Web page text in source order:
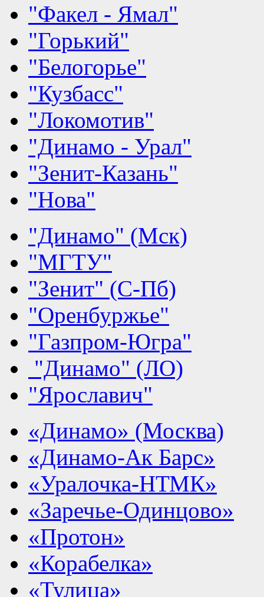
"Факел - Ямал"
"Горький"
"Белогорье"
"Кузбасс"
"Локомотив"
"Динамо - Урал"
"Зенит-Казань"
"Нова"
"Динамо" (Мск)
"МГТУ"
"Зенит" (С-Пб)
"Оренбуржье"
"Газпром-Югра"
"Динамо" (ЛО)
"Ярославич"
«Динамо» (Москва)
«Динамо-Ак Барс»
«Уралочка-НТМК»
«Заречье-Одинцово»
«Протон»
«Корабелка»
«Тулица»